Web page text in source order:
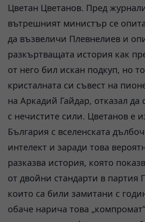
Цветан Цветанов. Пред
вътрешният министър се
да възвеличи Плевнелиев и
разкъртващата история как
от него бил искан подкуп, но
кристалната си съвест на
на Аркадий Гайдар, отказал да
с нечистите сили. Цветанов е
България с вселенската
интелект и заради това
разказва история, която
от двойни стандарти в партия
които са били замитани с
обаче нарича това